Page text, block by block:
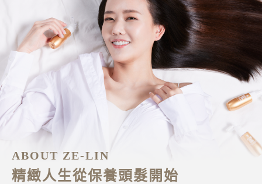
ABOUT ZE-LIN
精緻人生從保養頭髮開始